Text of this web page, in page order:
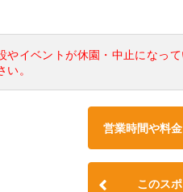
やイベントが休園・中止になっ
い。
営業時間や料
このス